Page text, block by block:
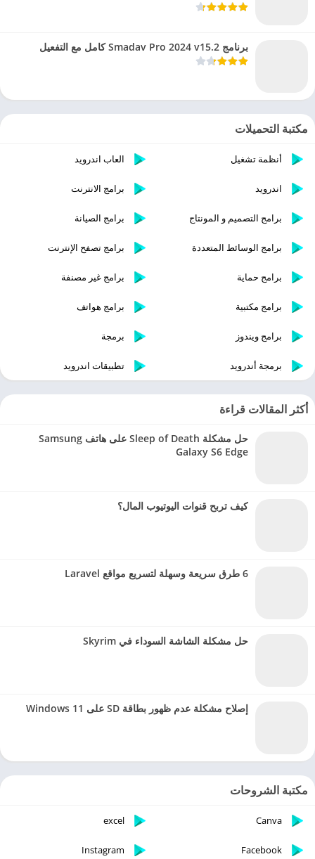
برنامج Smadav Pro 2024 v15.2 كامل مع التفعيل
مكتبة التحميلات
أنظمة تشغيل العاب اندرويد
اندرويد برامج الانترنت
برامج التصميم و المونتاج برامج الصيانة
برامج الوسائط المتعددة برامج تصفح الإنترنت
برامج حماية برامج غير مصنفة
برامج مكتبية برامج هواتف
برامج ويندوز برمجة
برمجة أندرويد تطبيقات اندرويد
أكثر المقالات قراءة
حل مشكلة Sleep of Death على هاتف Samsung
Galaxy S6 Edge
كيف تربح قنوات اليوتيوب المال؟
6 طرق سريعة وسهلة لتسريع مواقع Laravel
حل مشكلة الشاشة السوداء في Skyrim
إصلاح مشكلة عدم ظهور بطاقة SD على Windows 11
مكتبة الشروحات
Canva
excel
Facebook
Instagram